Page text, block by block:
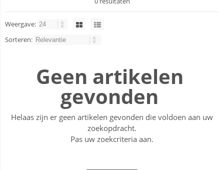
Weergave:
Sorteren:
Geen artikelen
gevonden
Helaas zijn er geen artikelen gevonden die voldoen aan uw
zoekopdracht.
Pas uw zoekcriteria aan.